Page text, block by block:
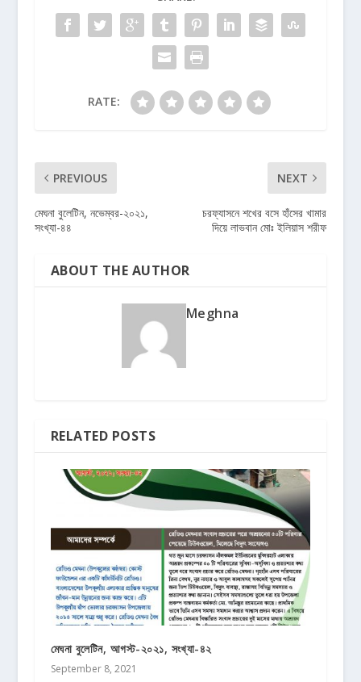
RATE:
PREVIOUS
মেঘনা বুলেটিন, নভেম্বর-২০২১,
সংখ্যা-৪৪
NEXT
চরফ্যাসনে শখের বসে হাঁসের খামার
দিয়ে লাভবান মোঃ ইলিয়াস শরীফ
ABOUT THE AUTHOR
Meghna
RELATED POSTS
মেঘনা বুলেটিন, আগস্ট-২০২১, সংখ্যা-৪২
September 8, 2021